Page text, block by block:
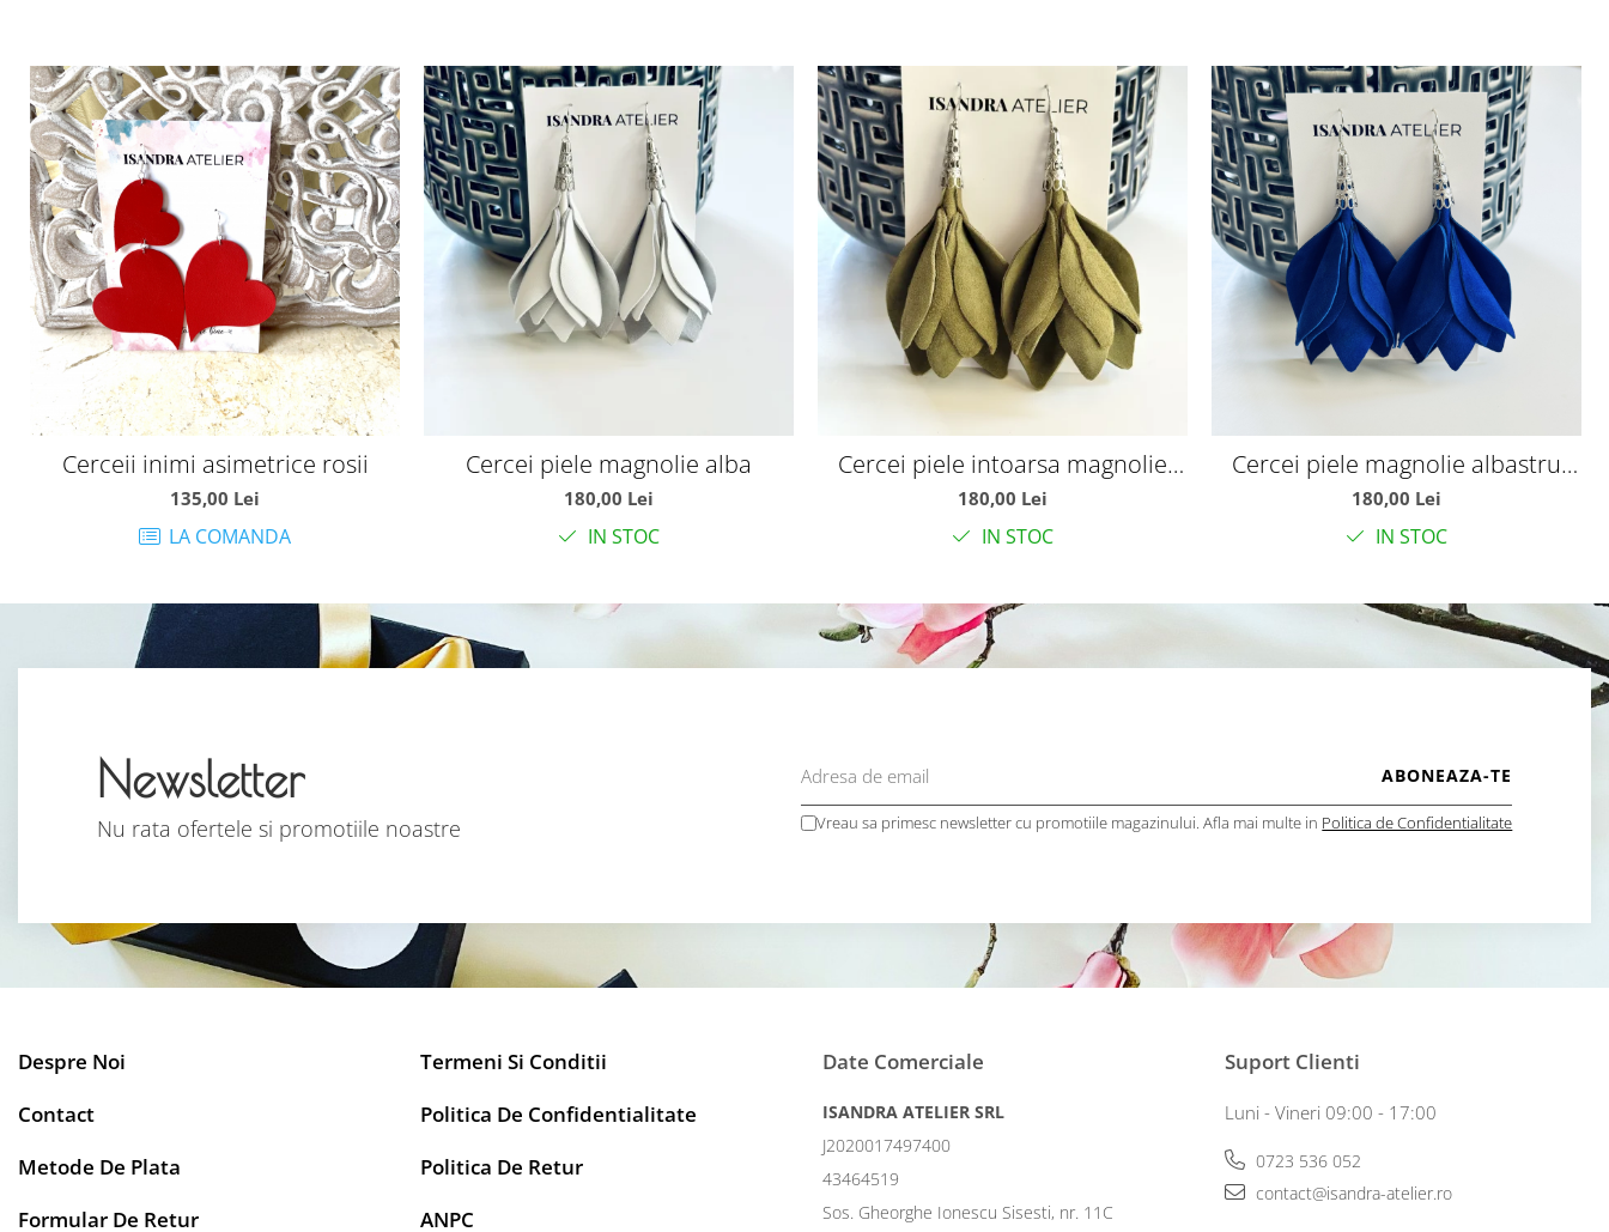
Cerceii inimi asimetrice rosii
135,00 Lei
LA COMANDA
Cercei piele magnolie alba
180,00 Lei
IN STOC
Cercei piele intoarsa magnolie
olive
180,00 Lei
IN STOC
Cercei piele magnolie albastru
royal
180,00 Lei
IN STOC
Newsletter
Nu rata ofertele si promotiile noastre Vreau sa primesc newsletter cu promotiile magazinului. Afla mai multe in Politica de Confidentialitate
Despre Noi
Contact
Metode De Plata
Formular De Retur
Termeni Si Conditii
Politica De Confidentialitate
Politica De Retur
ANPC
Date Comerciale
ISANDRA ATELIER SRL
J2020017497400
43464519
Sos. Gheorghe Ionescu Sisesti, nr. 11C
Suport Clienti
Luni - Vineri 09:00 - 17:00
0723 536 052
contact@isandra-atelier.ro